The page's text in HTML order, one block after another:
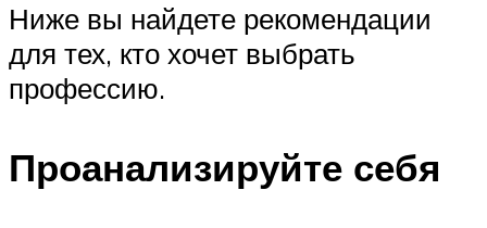
Ниже вы найдете рекомендации
для тех, кто хочет выбрать
профессию.
Проанализируйте себя